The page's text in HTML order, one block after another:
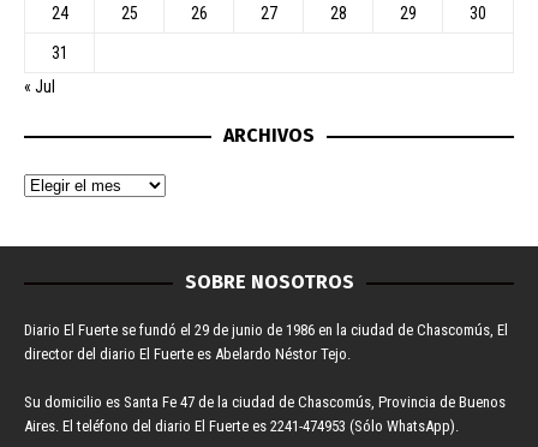
24 25 26 27 28 29 30
31
« Jul
ARCHIVOS
SOBRE NOSOTROS
Diario El Fuerte se fundó el 29 de junio de 1986 en la ciudad de Chascomús, El
director del diario El Fuerte es Abelardo Néstor Tejo.
Su domicilio es Santa Fe 47 de la ciudad de Chascomús, Provincia de Buenos
Aires. El teléfono del diario El Fuerte es 2241-474953 (Sólo WhatsApp).